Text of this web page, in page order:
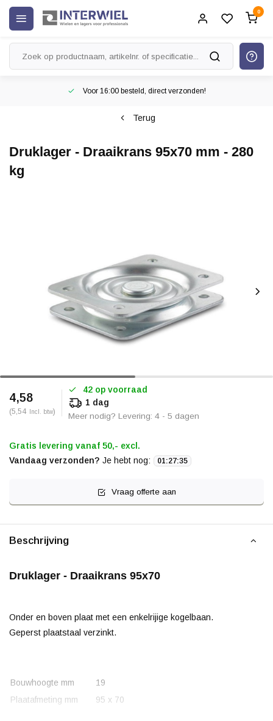
0
Voor 16:00 besteld, direct verzonden!
Terug
Druklager - Draaikrans 95x70 mm - 280
kg
4,58
(5,54 Incl. btw)
42 op voorraad
1 dag
Meer nodig? Levering: 4 - 5 dagen
Gratis levering vanaf 50,- excl.
Vandaag verzonden? Je hebt nog: 01:27:34
Vraag offerte aan
Beschrijving
Druklager - Draaikrans 95x70
Onder en boven plaat met een enkelrijige kogelbaan.
Geperst plaatstaal verzinkt.
Bouwhoogte mm
19
Plaatafmeting mm
95 x 70